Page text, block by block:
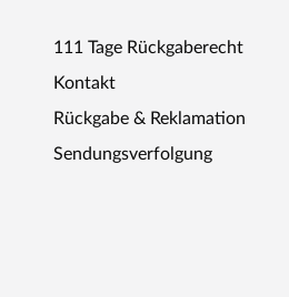
111 Tage Rückgaberecht
Kontakt
Rückgabe & Reklamation
Sendungsverfolgung